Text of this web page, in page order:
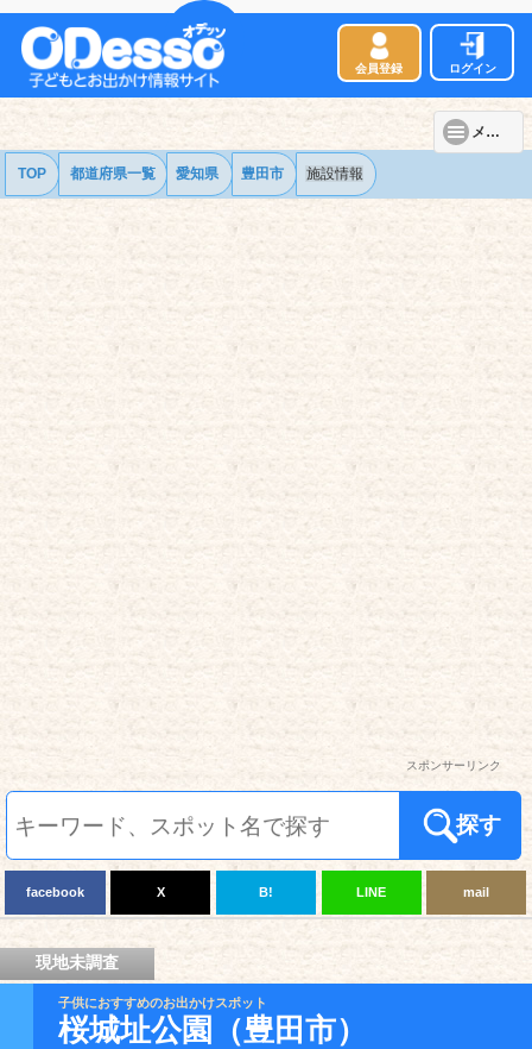
会員登録 ログイン
メニュー
TOP 都道府県一覧 愛知県 豊田市 施設情報
スポンサーリンク
探す
facebook X B! LINE mail
現地未調査
子供におすすめのお出かけスポット
桜城址公園（豊田市）